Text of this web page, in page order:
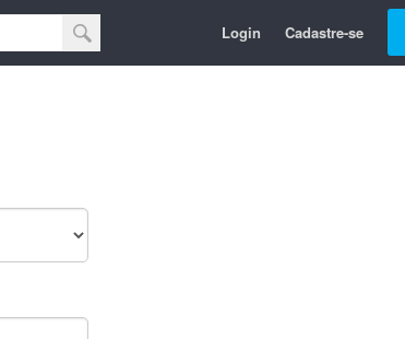
Login Cadastre-se